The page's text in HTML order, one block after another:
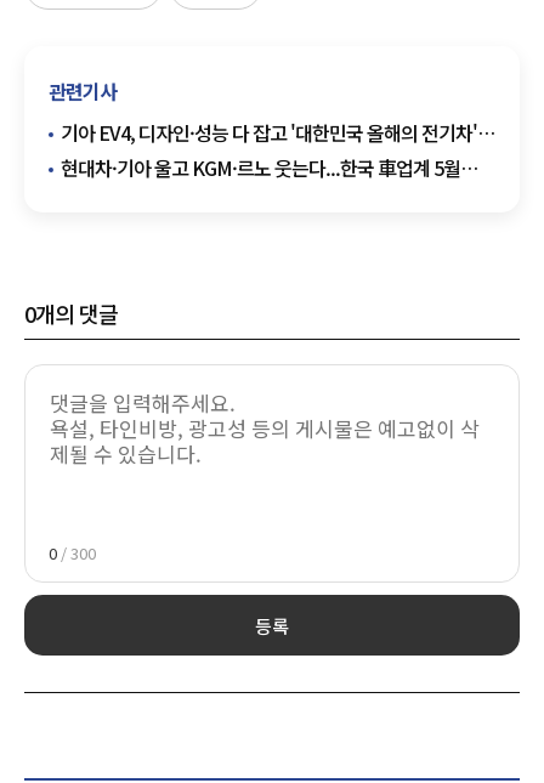
관련기사
기아 EV4, 디자인·성능 다 잡고 '대한민국 올해의 전기차'
선정
현대차·기아 울고 KGM·르노 웃는다...한국 車업계 5월
0개의 댓글
0 / 300
등록